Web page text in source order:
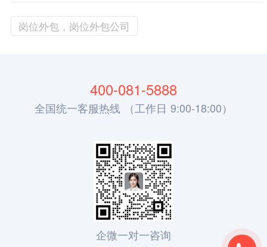
岗位外包，岗位外包公司
400-081-5888
全国统一客服热线 （工作日 9:00-18:00）
企微一对一咨询